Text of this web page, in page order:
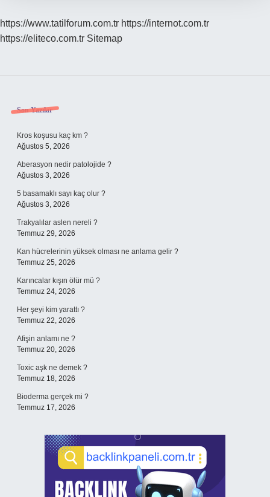
https://www.tatilforum.com.tr https://internot.com.tr
https://eliteco.com.tr Sitemap
Sidebar
Son Yazılar
Kros koşusu kaç km ?
Ağustos 5, 2026
Aberasyon nedir patolojide ?
Ağustos 3, 2026
5 basamaklı sayı kaç olur ?
Ağustos 3, 2026
Trakyalılar aslen nereli ?
Temmuz 29, 2026
Kan hücrelerinin yüksek olması ne anlama gelir ?
Temmuz 25, 2026
Karıncalar kışın ölür mü ?
Temmuz 24, 2026
Her şeyi kim yarattı ?
Temmuz 22, 2026
Afişin anlamı ne ?
Temmuz 20, 2026
Toxic aşk ne demek ?
Temmuz 18, 2026
Bioderma gerçek mi ?
Temmuz 17, 2026